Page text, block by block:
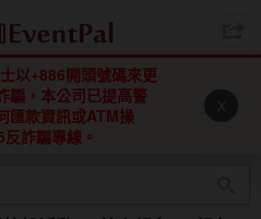
活動
以+886開頭號碼來更
騙，本公司已提高警
匯款資訊或ATM操
詐騙專線。
X